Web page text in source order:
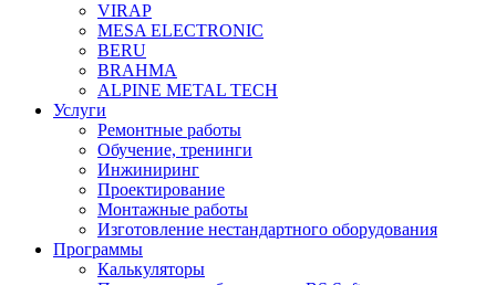
VIRAP
MESA ELECTRONIC
BERU
BRAHMA
ALPINE METAL TECH
Услуги
Ремонтные работы
Обучение, тренинги
Инжиниринг
Проектирование
Монтажные работы
Изготовление нестандартного оборудования
Программы
Калькуляторы